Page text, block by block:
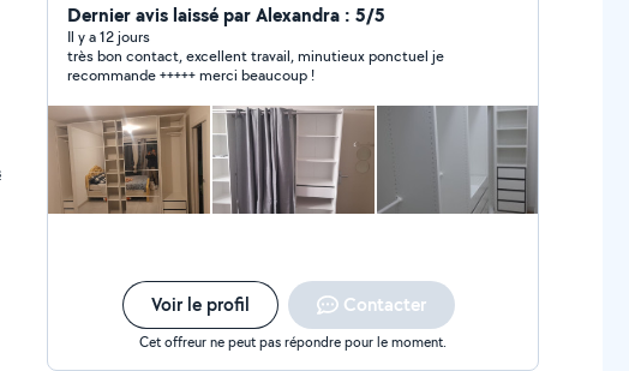
plomberie, installation tv au mur Travaux d'intérieur
Aide au déménagement. Jardinage, tailler et diminution
les haies. Veuillez me contacter.
Dernier avis laissé par Alexandra : 5/5
Il y a 12 jours
très bon contact, excellent travail, minutieux ponctuel je
recommande +++++ merci beaucoup !
Voir le profil Contacter
Cet offreur ne peut pas répondre pour le moment.